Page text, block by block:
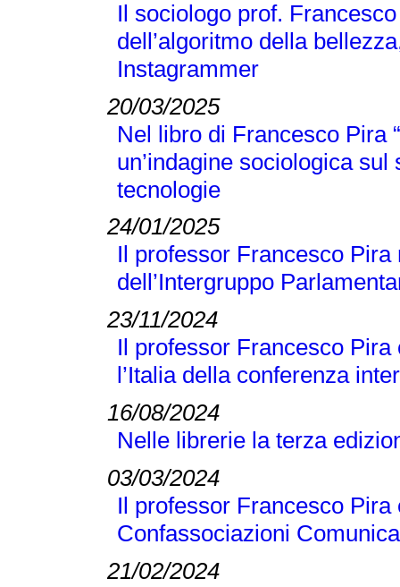
Il sociologo prof.
dell’algoritmo della
Instagrammer
20/03/2025
Nel libro di Francesco Pira
un’indagine sociologica
tecnologie
24/01/2025
Il professor Francesco
dell’Intergruppo
23/11/2024
Il professor Francesco
l’Italia della conferenza
16/08/2024
Nelle librerie la terza
03/03/2024
Il professor Francesco
Confassociazioni
21/02/2024